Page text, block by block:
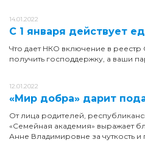
14.01.2022
С 1 января действует
Что дает НКО включение в
получить господдержку, а ваши
12.01.2022
«Мир добра» дарит
От лица родителей,
«Семейная академия» выражает
Анне Владимировне за чуткость и